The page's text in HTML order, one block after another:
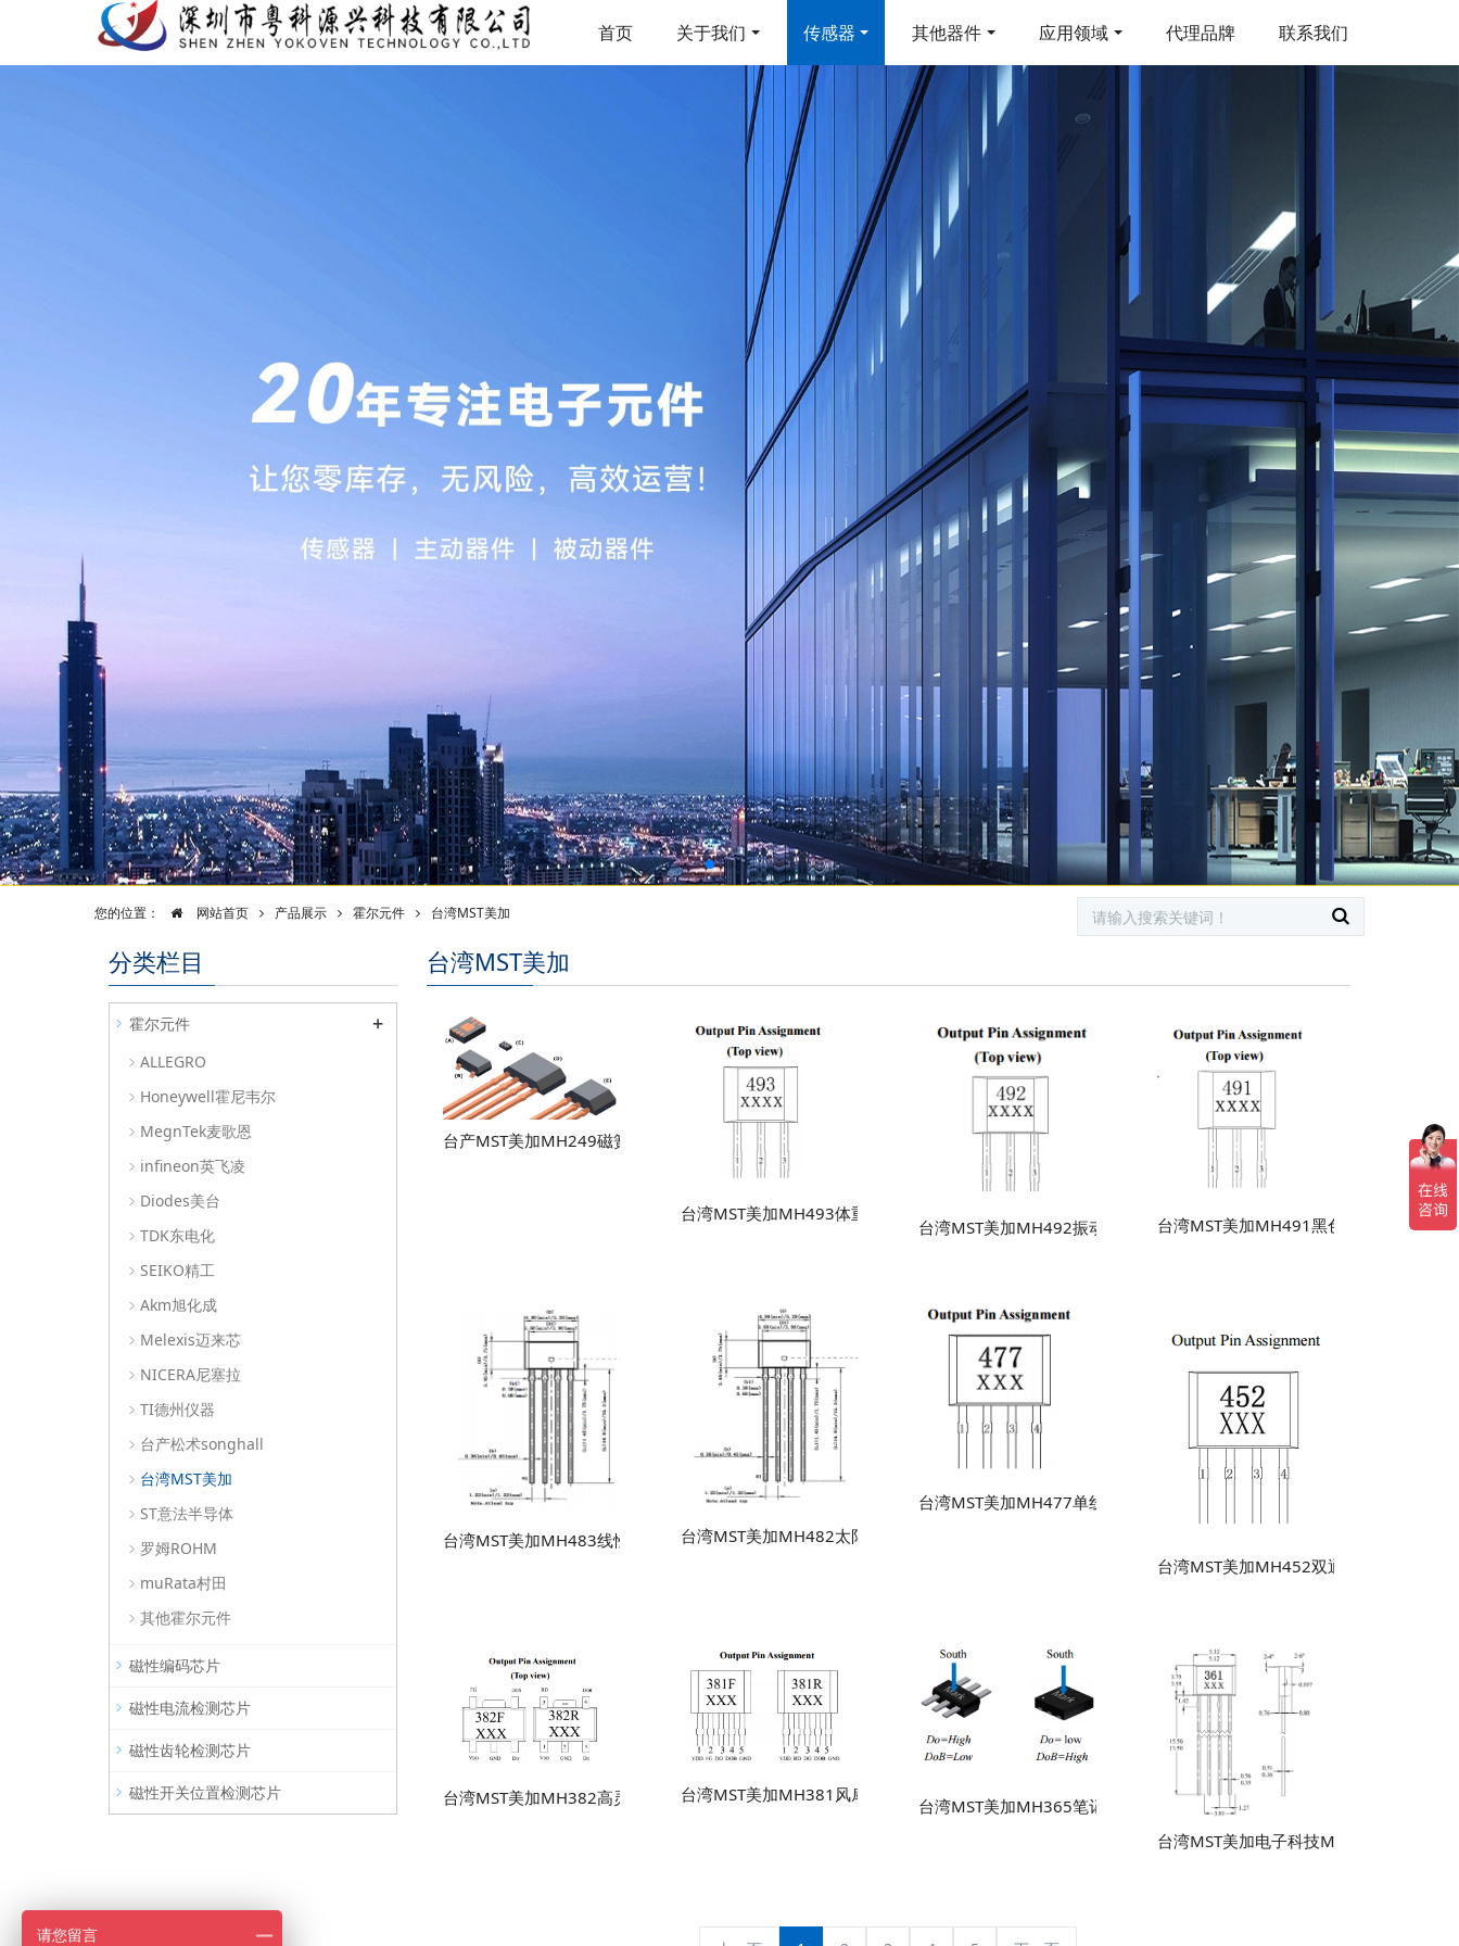
首页 关于我们 传感器 其他器件 应用领域 代理品牌 联系我们
您的位置： 网站首页 产品展示 霍尔元件 台湾MST美加
分类栏目
霍尔元件 +
ALLEGRO
Honeywell霍尼韦尔
MegnTek麦歌恩
infineon英飞凌
Diodes美台
TDK东电化
SEIKO精工
Akm旭化成
Melexis迈来芯
NICERA尼塞拉
TI德州仪器
台产松术songhall
台湾MST美加
ST意法半导体
罗姆ROHM
muRata村田
其他霍尔元件
磁性编码芯片
磁性电流检测芯片
磁性齿轮检测芯片
磁性开关位置检测芯片
台湾MST美加
台产MST美加MH249磁簧开关替代磁性接近霍尔效应传感器开关元件
台湾MST美加MH493体重振动感应线性霍尔效应传感器IC元件
台湾MST美加MH492振动感应线性霍尔元件台湾MST美加MH491黑色金属探测器线
台湾MST美加MH483线性/旋转位置传感器霍尔元件台湾MST美加MH482太阳能/风能接线盒线性霍尔效应传感器IC元件
台湾MST美加MH477单线圈无刷直流电动机霍尔传感器
台湾MST美加MH452双通道开关霍尔元件
台湾MST美加MH382高灵敏度单芯片霍尔元件台湾MST美加MH381风扇单芯片解决方案霍尔元件
台湾MST美加MH365笔记本电脑冷却风扇双向驱动霍尔元件
台湾MST美加电子科技MH361单线圈无
请您留言